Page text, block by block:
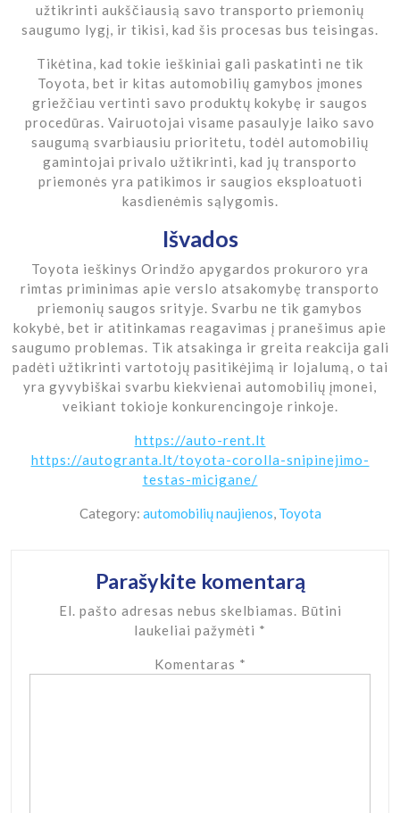
užtikrinti aukščiausią savo transporto priemonių
saugumo lygį, ir tikisi, kad šis procesas bus teisingas.
Tikėtina, kad tokie ieškiniai gali paskatinti ne tik
Toyota, bet ir kitas automobilių gamybos įmones
griežčiau vertinti savo produktų kokybę ir saugos
procedūras. Vairuotojai visame pasaulyje laiko savo
saugumą svarbiausiu prioritetu, todėl automobilių
gamintojai privalo užtikrinti, kad jų transporto
priemonės yra patikimos ir saugios eksploatuoti
kasdienėmis sąlygomis.
Išvados
Toyota ieškinys Orindžo apygardos prokuroro yra
rimtas priminimas apie verslo atsakomybę transporto
priemonių saugos srityje. Svarbu ne tik gamybos
kokybė, bet ir atitinkamas reagavimas į pranešimus apie
saugumo problemas. Tik atsakinga ir greita reakcija gali
padėti užtikrinti vartotojų pasitikėjimą ir lojalumą, o tai
yra gyvybiškai svarbu kiekvienai automobilių įmonei,
veikiant tokioje konkurencingoje rinkoje.
https://auto-rent.lt
https://autogranta.lt/toyota-corolla-snipinejimo-
testas-micigane/
Category: automobilių naujienos, Toyota
Parašykite komentarą
El. pašto adresas nebus skelbiamas. Būtini
laukeliai pažymėti *
Komentaras *